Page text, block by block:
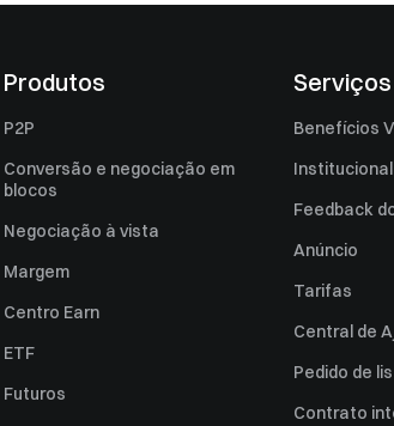
Produtos
P2P
Conversão e negociação em
blocos
Negociação à vista
Margem
Centro Earn
ETF
Futuros
Serviços
Benefícios
Institucional
Feedback
Anúncio
Tarifas
Central de
Pedido de
Contrato